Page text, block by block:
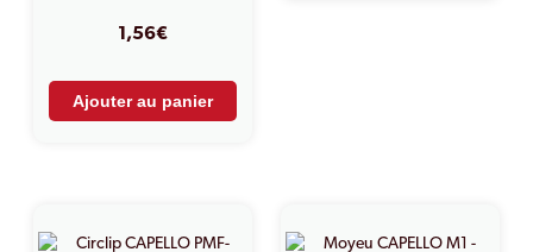
1,56€
Ajouter au panier